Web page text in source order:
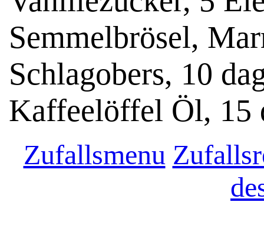
Semmelbrösel,
Schlagobers, 10
Kaffeelöffel Öl, 15
Zufallsmenu